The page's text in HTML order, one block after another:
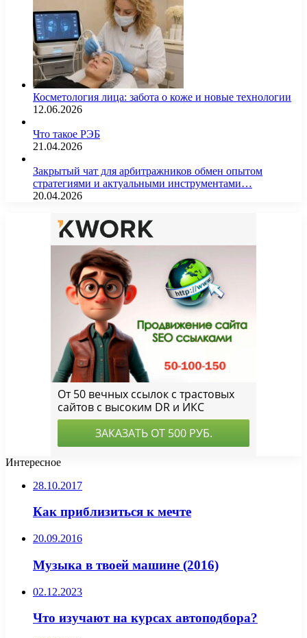
Косметология лица: забота о коже и новые технологии
12.06.2026
Что такое РЭБ
21.04.2026
Закрытый чат для арбитражников обмен опытом
стратегиями и актуальными инструментами…
20.04.2026
Интересное
28.10.2017
Как приблизиться к мечте
20.09.2016
Музыка в твоей машине (2016)
02.12.2023
Что изучают на курсах автоподбора?